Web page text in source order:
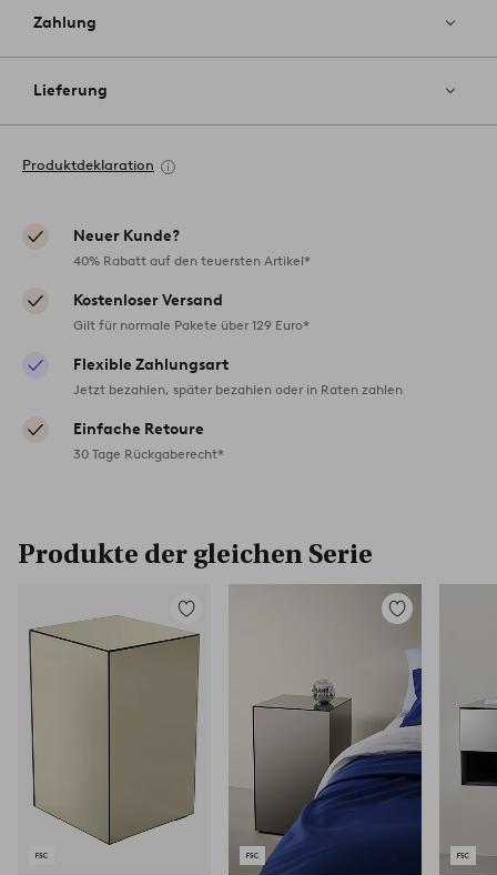
Zahlung
Lieferung
Produktdeklaration
Neuer Kunde?
40% Rabatt auf den teuersten Artikel*
Kostenloser Versand
Gilt für normale Pakete über 129 Euro*
Flexible Zahlungsart
Jetzt bezahlen, später bezahlen oder in Raten zahlen
Einfache Retoure
30 Tage Rückgaberecht*
Produkte der gleichen Serie
Zu
Favoriten
hinzufügen
Zu
hinzufügen